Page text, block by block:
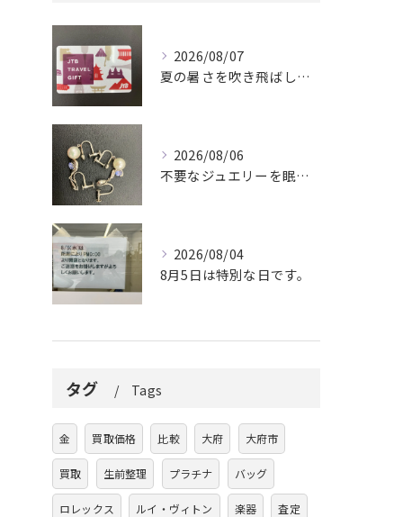
2026/08/07
夏の暑さを吹き飛ばしに来てください。
2026/08/06
不要なジュエリーを眠らせていませんか？
2026/08/04
8月5日は特別な日です。
タグ Tags
金 買取価格 比較 大府 大府市
買取 生前整理 プラチナ バッグ
ロレックス ルイ・ヴィトン 楽器 査定